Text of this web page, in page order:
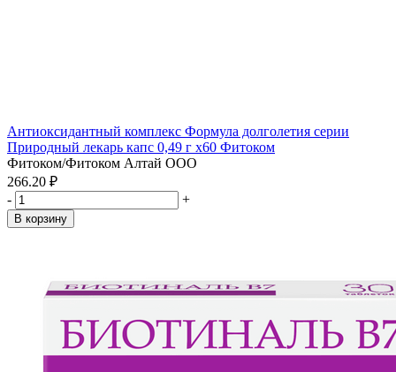
Антиоксидантный комплекс Формула долголетия серии
Природный лекарь капс 0,49 г x60 Фитоком
Фитоком/Фитоком Алтай ООО
266.20 ₽
-
+
В корзину